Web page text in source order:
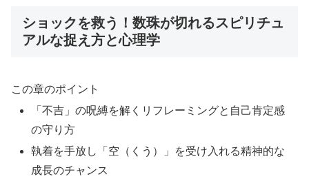
ショックを救う！数珠が切れるスピリチュ
アルな捉え方と心理学
この章のポイント
「不吉」の呪縛を解くリフレーミングと自己肯定感
の守り方
執着を手放し「空（くう）」を受け入れる精神的な
成長のチャンス